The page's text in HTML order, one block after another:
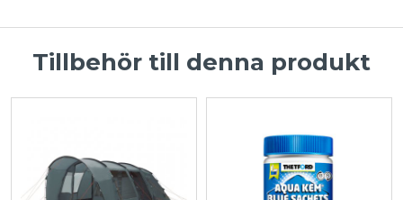
Tillbehör till denna produkt